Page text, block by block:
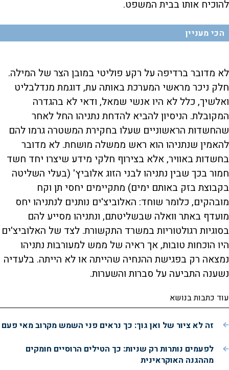
להוכיח אותו בבית המשפט.
הכי מעניין
לא מדובר ברדיפה על רקע פוליטי במובן הצר של המילה.
חלק ניכר מראשי המערכת באותה עת, דוגמת מנדלבליט
ואלשיך, כלל לא היו אנשי שמאל, ודאי לא בהגדרה
המקובלת. הניסיון להביא להדחת נתניהו החל לאחר
שהחשדות הראשוניים שעלו בחקירת המשטרה גרמו להם
להאמין שנתניהו הוא ראש ממשלה מושחת. לא מדובר
בחשדות באוויר, אלא בצירוף חלקי מידע שיצרו יחד חשד
חמור בכך שבין נתניהו לבני הזוג אלוביץ' (בעלי השליטה
בקבוצת בזק באותם ימים) מתקיימים יחסי תן וקח
מובהקים, כלומר שוחד: האלוביצ'ים נותנים לנתניהו יחס
מועדף באתר וואלה שבשליטתם, ונתניהו מסייע להם
בסוגיות רגולטוריות במשרד התקשורת. לצד של האלוביצ'ים
היו הוכחות טובות, אך ראיה של ממש למעורבות נתניהו
נמצאה רק בפגישת ההנחיה שהייתה או לא הייתה. בלעדיה
נשענה התביעה על סברות והשערות.
עוד כתבות בנושא
זה לא ציור של ואן גוך: כך נראים פני השמש מקרוב מאי פעם
לפעמים נותרות רק שניות: כך הטילים הרוסיים חומקים
מההגנה האוקראינית